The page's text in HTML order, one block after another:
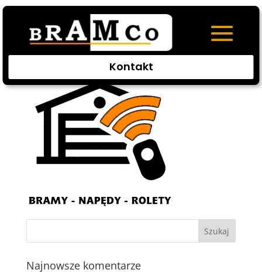
Kontakt
bramy_rolety-1
Najnowsze komentarze